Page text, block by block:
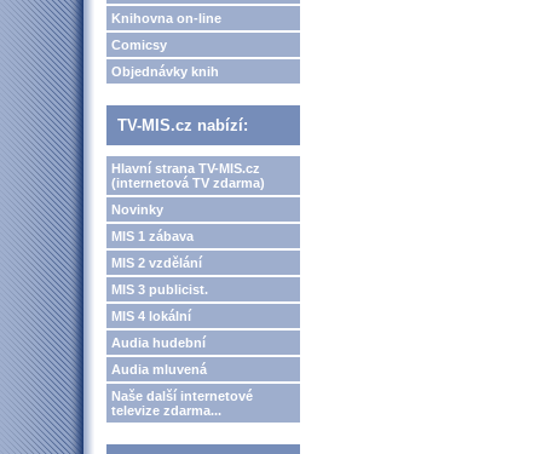
Knihovna on-line
Comicsy
Objednávky knih
TV-MIS.cz nabízí:
Hlavní strana TV-MIS.cz
(internetová TV zdarma)
Novinky
MIS 1 zábava
MIS 2 vzdělání
MIS 3 publicist.
MIS 4 lokální
Audia hudební
Audia mluvená
Naše další internetové
televize zdarma...